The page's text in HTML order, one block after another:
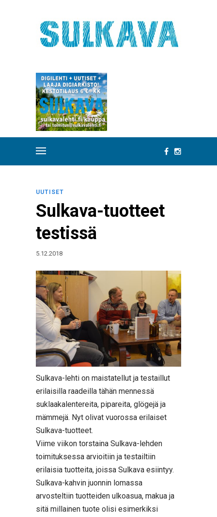
UUTISET
Sulkava-tuotteet
testissä
5.12.2018
Sulkava-lehti on maistatellut ja testaillut
erilaisilla raadeilla tähän mennessä
suklaakalentereita, pipareita, glögejä ja
mämmejä. Nyt olivat vuorossa erilaiset
Sulkava-tuotteet.
Viime viikon torstaina Sulkava-lehden
toimituksessa arvioitiin ja testailtiin
erilaisia tuotteita, joissa Sulkava esiintyy.
Sulkava-kahvin juonnin lomassa
arvosteltiin tuotteiden ulkoasua, makua ja
sitä millainen tuote olisi esimerkiksi